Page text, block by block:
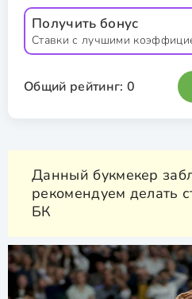
Получить бонус
Ставки с лучшими
Общий рейтинг: 0
Данный букмекер
рекомендуем делать
БК